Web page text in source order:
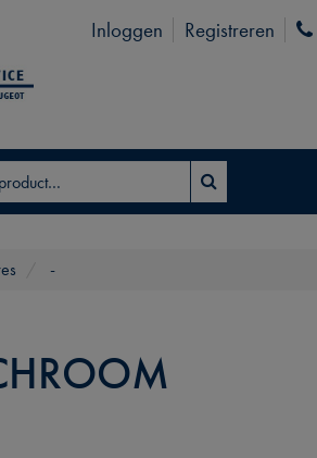
Inloggen Registreren
-